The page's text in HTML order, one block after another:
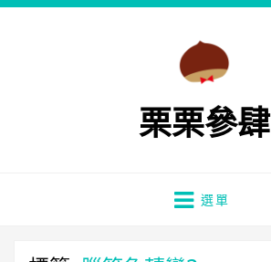
栗栗參肆
選單